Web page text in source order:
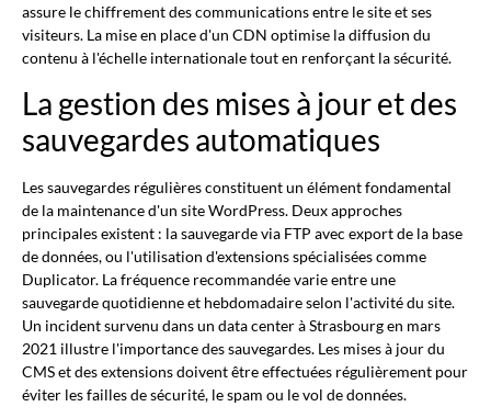
assure le chiffrement des communications entre le site et ses
visiteurs. La mise en place d'un CDN optimise la diffusion du
contenu à l'échelle internationale tout en renforçant la sécurité.
La gestion des mises à jour et des
sauvegardes automatiques
Les sauvegardes régulières constituent un élément fondamental
de la maintenance d'un site WordPress. Deux approches
principales existent : la sauvegarde via FTP avec export de la base
de données, ou l'utilisation d'extensions spécialisées comme
Duplicator. La fréquence recommandée varie entre une
sauvegarde quotidienne et hebdomadaire selon l'activité du site.
Un incident survenu dans un data center à Strasbourg en mars
2021 illustre l'importance des sauvegardes. Les mises à jour du
CMS et des extensions doivent être effectuées régulièrement pour
éviter les failles de sécurité, le spam ou le vol de données.